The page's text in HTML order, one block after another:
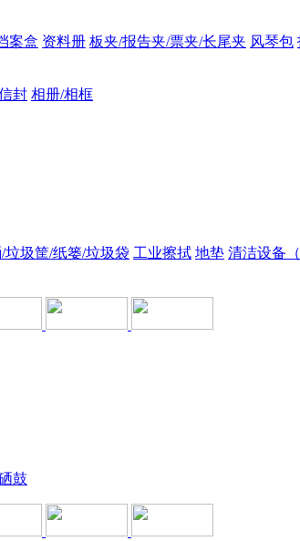
案盒 资料册 板夹/报告夹/票夹/长尾夹 风琴包
封 相册/相框
垃圾筐/纸篓/垃圾袋 工业擦拭 地垫 清洁设备
鼓